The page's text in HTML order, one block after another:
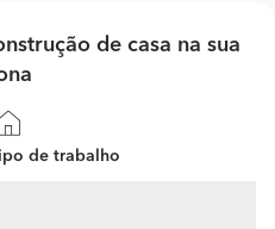
de casa na sua
de trabalho